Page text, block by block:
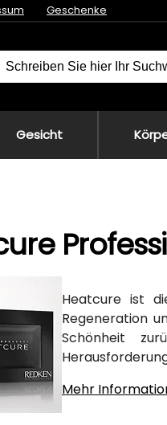
Geschenke
Gesicht
Heatcure ist
Regeneration
Schönheit
Mehr